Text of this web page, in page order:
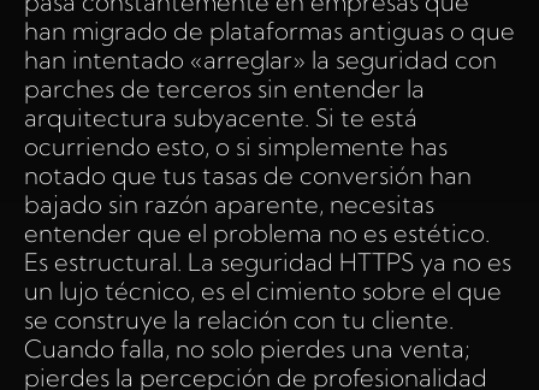
han migrado de plataformas antiguas o que
han intentado «arreglar» la seguridad con
parches de terceros sin entender la
arquitectura subyacente. Si te está
ocurriendo esto, o si simplemente has
notado que tus tasas de conversión han
bajado sin razón aparente, necesitas
entender que el problema no es estético.
Es estructural. La seguridad HTTPS ya no es
un lujo técnico, es el cimiento sobre el que
se construye la relación con tu cliente.
Cuando falla, no solo pierdes una venta;
pierdes la percepción de profesionalidad